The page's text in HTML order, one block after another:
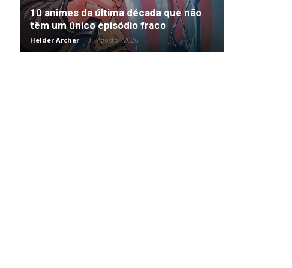
10 animes da última década que não
têm um único episódio fraco
Helder Archer - 3 , Agosto , 2026